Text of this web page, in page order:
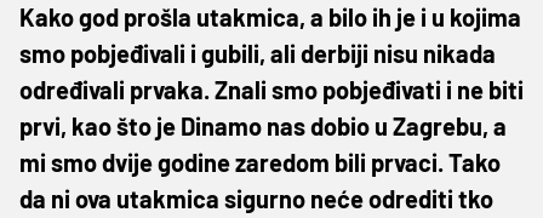
Kako god prošla utakmica, a bilo ih je i u kojima
smo pobjeđivali i gubili, ali derbiji nisu nikada
određivali prvaka. Znali smo pobjeđivati i ne biti
prvi, kao što je Dinamo nas dobio u Zagrebu, a
mi smo dvije godine zaredom bili prvaci. Tako
da ni ova utakmica sigurno neće odrediti tko